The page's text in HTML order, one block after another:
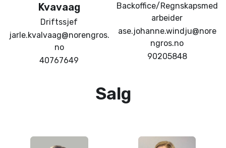
Kvavaag
Driftssjef
jarle.kvalvaag@norengros.
no
40767649
Backoffice/Regnskapsmed
arbeider
ase.johanne.windju@nore
ngros.no
90205848
Salg